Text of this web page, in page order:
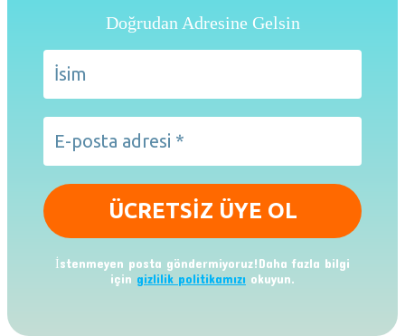
Doğrudan Adresine Gelsin
İstenmeyen posta göndermiyoruz!Daha fazla bilgi
için gizlilik politikamızı okuyun.